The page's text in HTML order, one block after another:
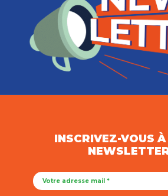
INSCRIVEZ-VOUS